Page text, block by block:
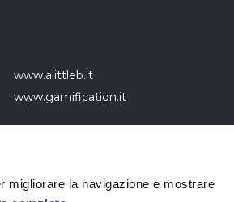
migliorare la navigazione e mostrare
www.alittleb.it
www.gamification.it